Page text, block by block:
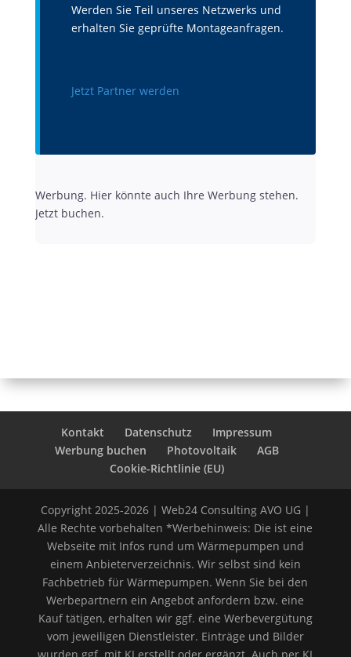
Werden Sie Teil unseres Netzwerks und
erhalten Sie geprüfte Montageanfragen.
Jetzt Partner werden
Werbung. Hier könnte auch Ihre Werbung stehen.
Jetzt buchen.
Kontakt Datenschutz
Impressum
Werbung buchen
Photovoltaik
AGB
Cookie-Richtlinie (EU)
Copyright 2025-2026 | Web24 Consulting AVO UG |
Alle Rechte vorbehalten *Werbehinweis: Die ist eine
Webseite mit Infos rund um Wärmepumpen und
einem Anbieterverzeichnis. Wir selbst sind kein
Fachbetrieb für Wärmepumpen. Wenn Sie bei den
Werbepartnern ein Angebot anfordern bzw. eine
Kauf tätigen, erhalten wir ggf. eine Werbevergütung
vom jeweiligen Dienstleister. Einträge und Bilder